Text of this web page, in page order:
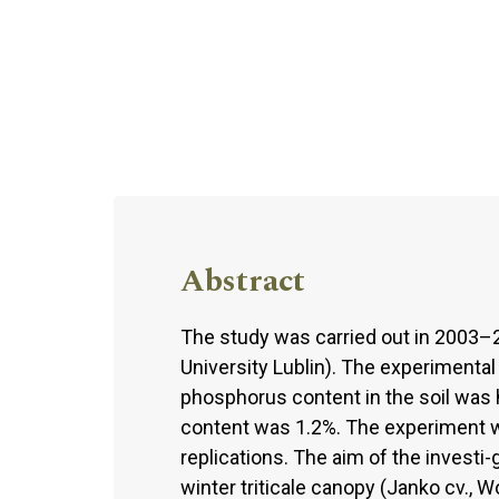
Abstract
The study was carried out in
University Lublin). The
phosphorus content in the soil
content was 1.2%. The experiment
replications. The aim of the
winter triticale canopy (Janko cv.,